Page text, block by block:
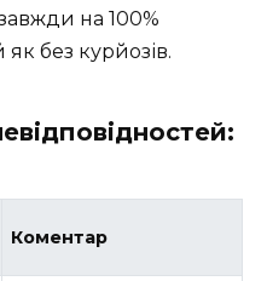
на 100%
без курйозів.
Коментар